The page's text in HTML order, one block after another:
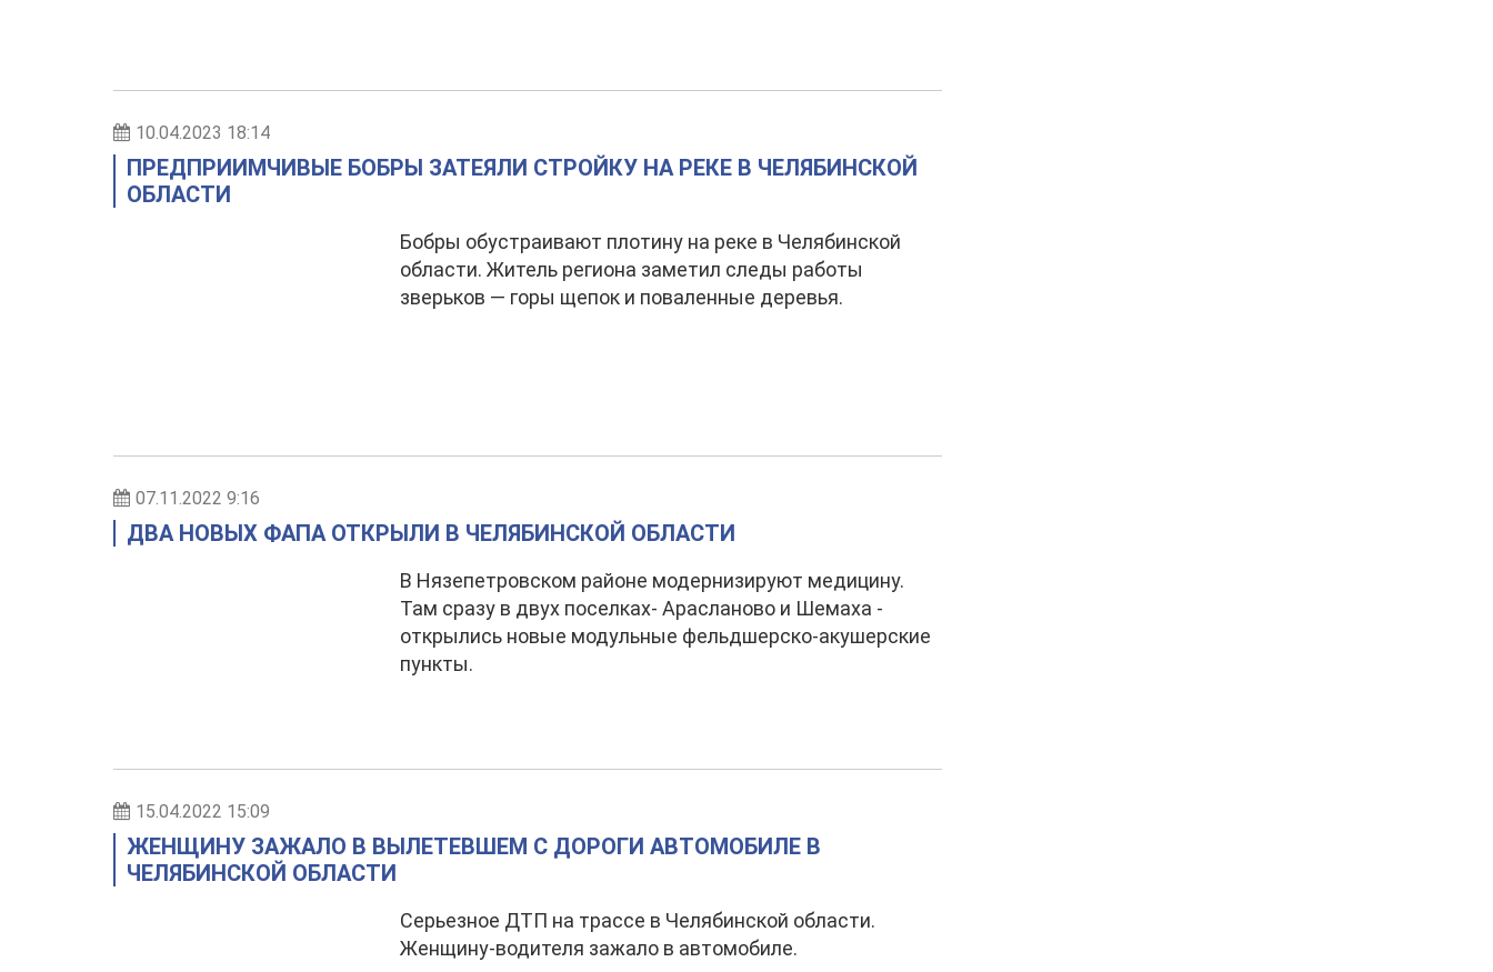
10.04.2023 18:14
ПРЕДПРИИМЧИВЫЕ БОБРЫ ЗАТЕЯЛИ СТРОЙКУ НА РЕКЕ В ЧЕЛЯБИНСКОЙ
ОБЛАСТИ
Бобры обустраивают плотину на реке в Челябинской
области. Житель региона заметил следы работы
зверьков — горы щепок и поваленные деревья.
07.11.2022 9:16
ДВА НОВЫХ ФАПА ОТКРЫЛИ В ЧЕЛЯБИНСКОЙ ОБЛАСТИ
В Нязепетровском районе модернизируют медицину.
Там сразу в двух поселках- Арасланово и Шемаха -
открылись новые модульные фельдшерско-акушерские
пункты.
15.04.2022 15:09
ЖЕНЩИНУ ЗАЖАЛО В ВЫЛЕТЕВШЕМ С ДОРОГИ АВТОМОБИЛЕ В
ЧЕЛЯБИНСКОЙ ОБЛАСТИ
Серьезное ДТП на трассе в Челябинской области.
Женщину-водителя зажало в автомобиле.